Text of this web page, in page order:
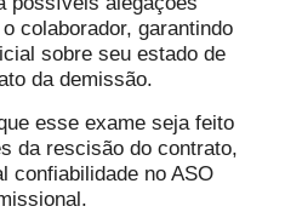
colaborador, garantindo
sobre seu estado de
da demissão.
esse exame seja feito
da rescisão do contrato,
confiabilidade no ASO